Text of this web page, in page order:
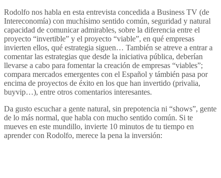
Rodolfo nos habla en esta entrevista concedida a Business TV (de
Intereconomía) con muchísimo sentido común, seguridad y natural
capacidad de comunicar admirables, sobre la diferencia entre el
proyecto “invertible” y el proyecto “viable”, en qué empresas
invierten ellos, qué estrategia siguen… También se atreve a entrar a
comentar las estrategias que desde la iniciativa pública, deberían
llevarse a cabo para fomentar la creación de empresas “viables”;
compara mercados emergentes con el Español y támbién pasa por
encima de proyectos de éxito en los que han invertido (privalia,
buyvip…), entre otros comentarios interesantes.
Da gusto escuchar a gente natural, sin prepotencia ni “shows”, gente
de lo más normal, que habla con mucho sentido común. Si te
mueves en este mundillo, invierte 10 minutos de tu tiempo en
aprender con Rodolfo, merece la pena la inversión: